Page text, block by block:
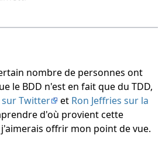
nombre de personnes ont
le BDD n'est en fait que du TDD,
Twitter et Ron Jeffries sur la
d'où provient cette
offrir mon point de vue.